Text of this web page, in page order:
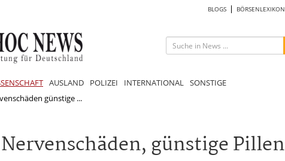
BLOGS BÖRSENLEXIKON
AUSLAND POLIZEI INTERNATIONAL SONSTIGE
günstige ...
günstige Pillen